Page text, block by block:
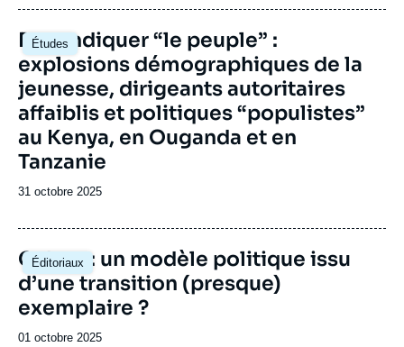
publication
Études
Image
principale
Revendiquer “le peuple” :
explosions démographiques de la
jeunesse, dirigeants autoritaires
affaiblis et politiques “populistes”
au Kenya, en Ouganda et en
Tanzanie
Date
publication
31 octobre 2025
Éditoriaux
Image
principale
Gabon : un modèle politique issu
d’une transition (presque)
exemplaire ?
Date
01 octobre 2025